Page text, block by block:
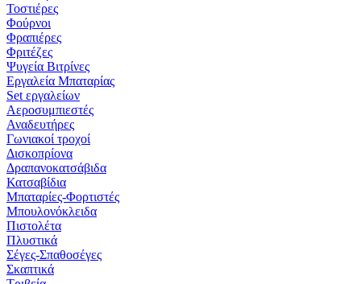
Τοστιέρες
Φούρνοι
Φραπιέρες
Φριτέζες
Ψυγεία Βιτρίνες
Εργαλεία Μπαταρίας
Set εργαλείων
Αεροσυμπιεστές
Αναδευτήρες
Γωνιακοί τροχοί
Δισκοπρίονα
Δραπανοκατσάβιδα
Κατσαβίδια
Μπαταρίες-Φορτιστές
Μπουλονόκλειδα
Πιστολέτα
Πλυστικά
Σέγες-Σπαθοσέγες
Σκαπτικά